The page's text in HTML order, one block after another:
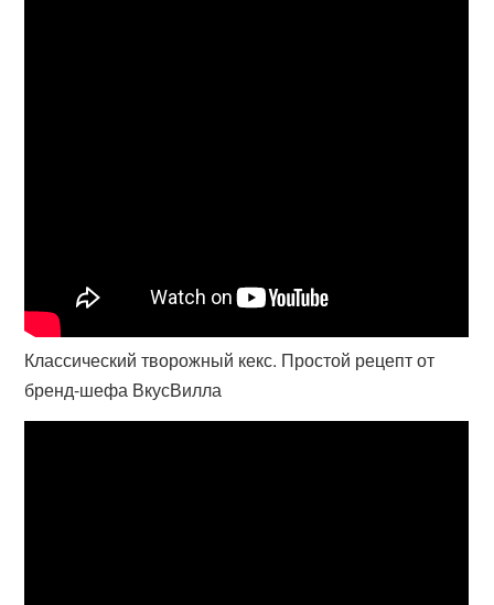
Классический творожный кекс. Простой рецепт от
бренд-шефа ВкусВилла